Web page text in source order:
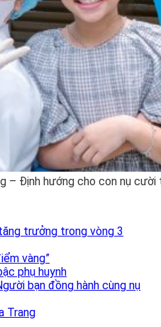
– Định hướng cho con nụ cười
trưởng trong vòng 3
vàng”
phụ huynh
bạn đồng hành cùng nụ
Trang